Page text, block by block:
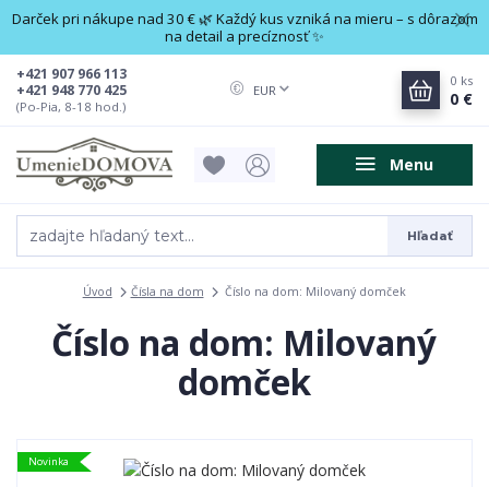
Darček pri nákupe nad 30 € 🌿 Každý kus vzniká na mieru – s dôrazom
na detail a precíznosť ✨
Menu
EUR
Hľadať
+421 948 770 425
+421 907 966 113
(Po-Pia, 8-18 hod.)
0 ks
0 €
Úvod Čísla na dom Číslo na dom: Milovaný domček
Číslo na dom: Milovaný
domček
Novinka